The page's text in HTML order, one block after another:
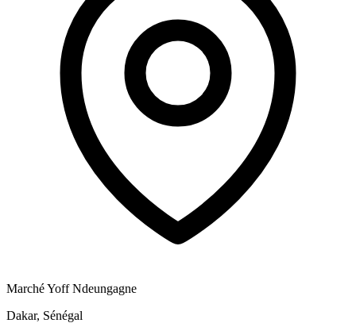
Marché Yoff Ndeungagne
Dakar, Sénégal